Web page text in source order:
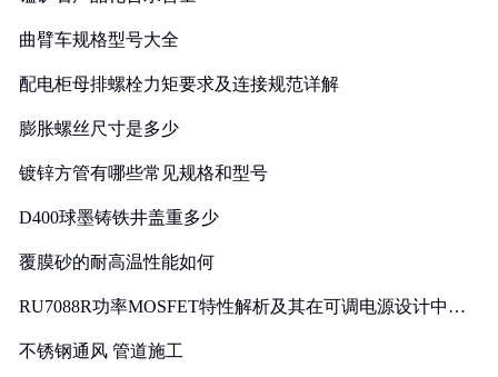
曲臂车规格型号大全
配电柜母排螺栓力矩要求及连接规范详解
膨胀螺丝尺寸是多少
镀锌方管有哪些常见规格和型号
D400球墨铸铁井盖重多少
覆膜砂的耐高温性能如何
RU7088R功率MOSFET特性解析及其在可调电源设计中的
不锈钢通风 管道施工